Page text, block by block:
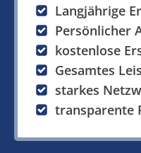
Langjährige
Persönlicher
kostenlose
Gesamtes
starkes
transparente